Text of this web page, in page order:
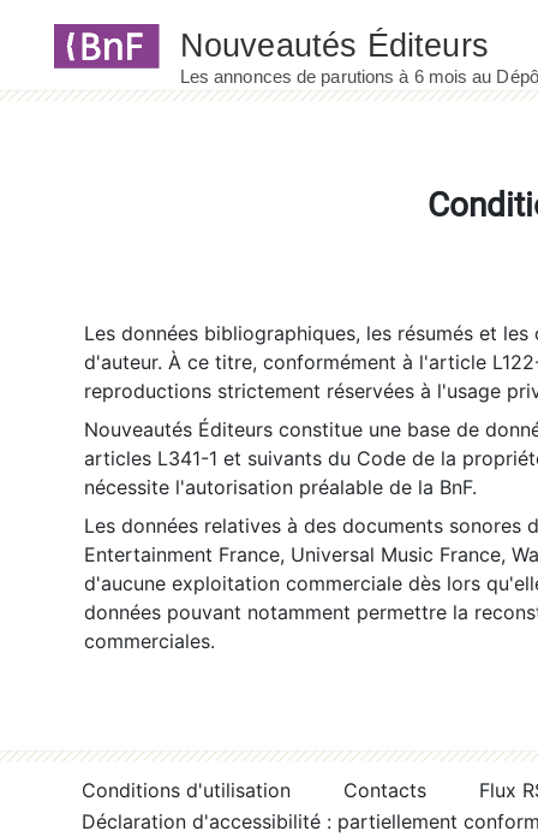
Les données bibliographiques, les résumés et
d'auteur. À ce titre, conformément à l'article
reproductions strictement réservées à l'usage
Nouveautés Éditeurs constitue une base de
articles L341-1 et suivants du Code de la
nécessite l'autorisation préalable de la BnF.
Les données relatives à des documents sonores
Entertainment France, Universal Music France,
d'aucune exploitation commerciale dès lors
données pouvant notamment permettre la
commerciales.
Conditions d'utilisation Contacts
Flux
Déclaration d'accessibilité : partiellement